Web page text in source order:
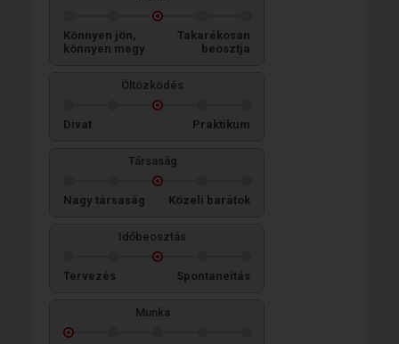
Könnyen jön,
könnyen megy
Takarékosan
beosztja
Öltözködés
Divat Praktikum
Társaság
Nagy társaság Közeli barátok
Időbeosztás
Tervezés Spontaneitás
Munka